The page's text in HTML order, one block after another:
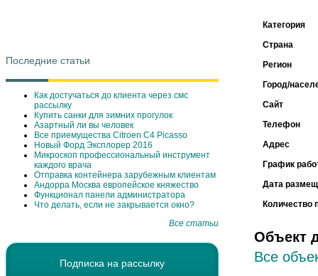
Последние статьи
Как достучаться до клиента через смс
рассылку
Купить санки для зимних прогулок
Азартный ли вы человек
Все приемущества Сitroen C4 Picasso
Новый Форд Эксплорер 2016
Микроскоп профессиональный инструмент
каждого врача
Отправка контейнера зарубежным клиентам
Андорра Москва европейское княжество
Функционал панели администратора
Что делать, если не закрывается окно?
Все статьи
Подписка на рассылку
Категория
Страна
Регион
Город/
Сайт
Телефон
Адрес
График
Дата
Количество
Объект
Все